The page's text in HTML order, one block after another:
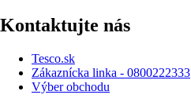
Kontaktujte nás
Tesco.sk
Zákaznícka linka - 0800222333
Výber obchodu